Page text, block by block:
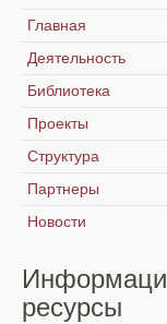
Главная
Деятельность
Библиотека
Проекты
Структура
Партнеры
Новости
ресурсы